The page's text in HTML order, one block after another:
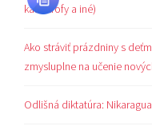
katastrofy a iné)
Ako stráviť prázdniny s
zmysluplne na učenie
Odlišná diktatúra: